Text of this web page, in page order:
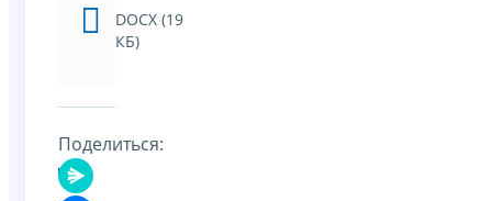
DOCX (19
КБ)
Поделиться: